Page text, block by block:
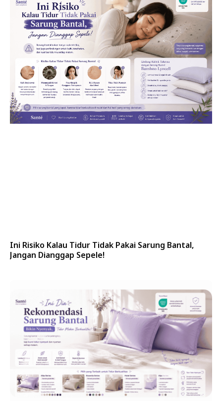
Ini Risiko Kalau Tidur Tidak Pakai Sarung Bantal,
Jangan Dianggap Sepele!